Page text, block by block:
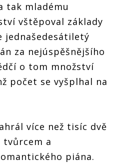
tak mladému
vštěpoval základy
jednašedesátiletý
za nejúspěšnějšího
o tom množství
počet se vyšplhal na
více než tisíc dvě
tvůrcem a
piána.